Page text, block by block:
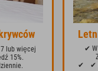
lub więcej
15%.
✔ W
✔
✔